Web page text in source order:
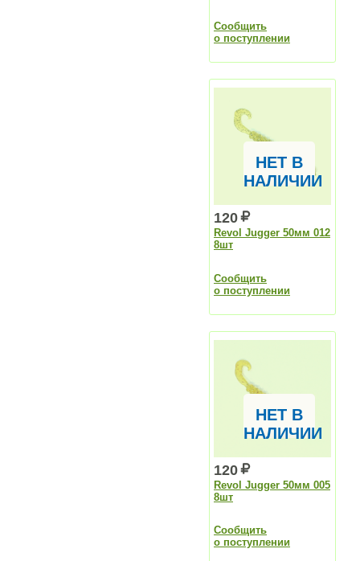
Сообщить
о поступлении
НЕТ В
НАЛИЧИИ
120
Revol Jugger 50мм 012
8шт
Сообщить
о поступлении
НЕТ В
НАЛИЧИИ
120
Revol Jugger 50мм 005
8шт
Сообщить
о поступлении